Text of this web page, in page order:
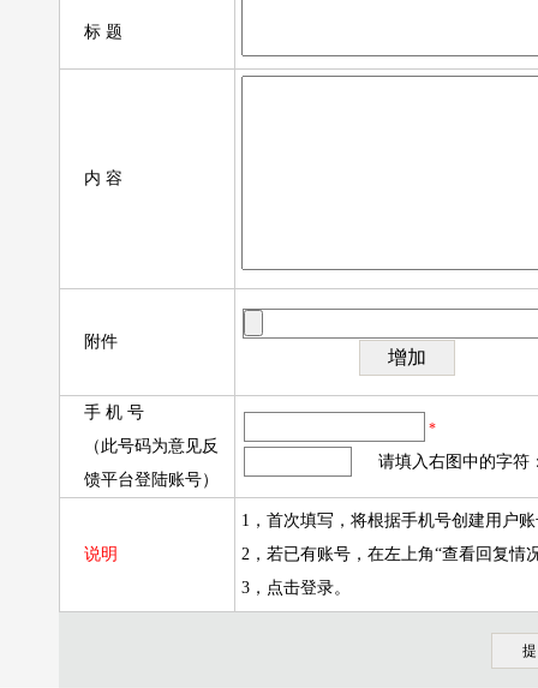
标 题
内 容
附件
手 机 号
（此号码为意见反
馈平台登陆账号）
*
请填入右图中的字符
说明
1，首次填写，将根据手机号创建用户
2，若已有账号，在左上角“查看回复情
3， 点击登录。